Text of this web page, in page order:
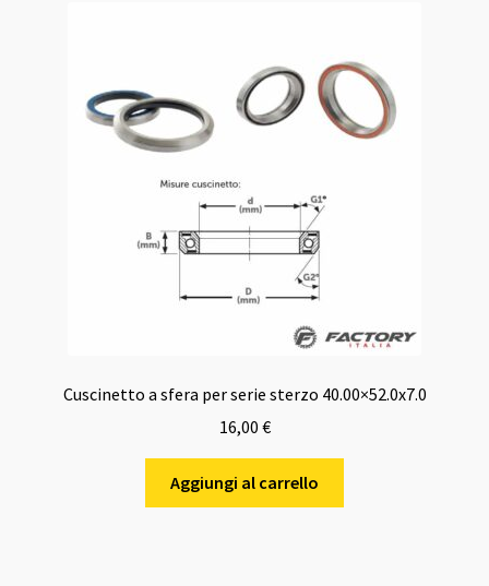
Cuscinetto a sfera per serie sterzo 40.00×52.0x7.0
16,00 €
Aggiungi al carrello